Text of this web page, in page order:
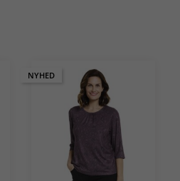
NYHED